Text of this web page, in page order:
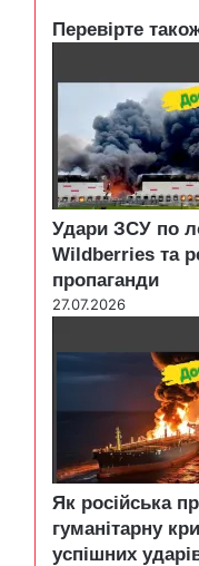
Перевірте
Удари ЗСУ по
Wildberries та
пропаганди
27.07.2026
Як російська
гуманітарну
успішних